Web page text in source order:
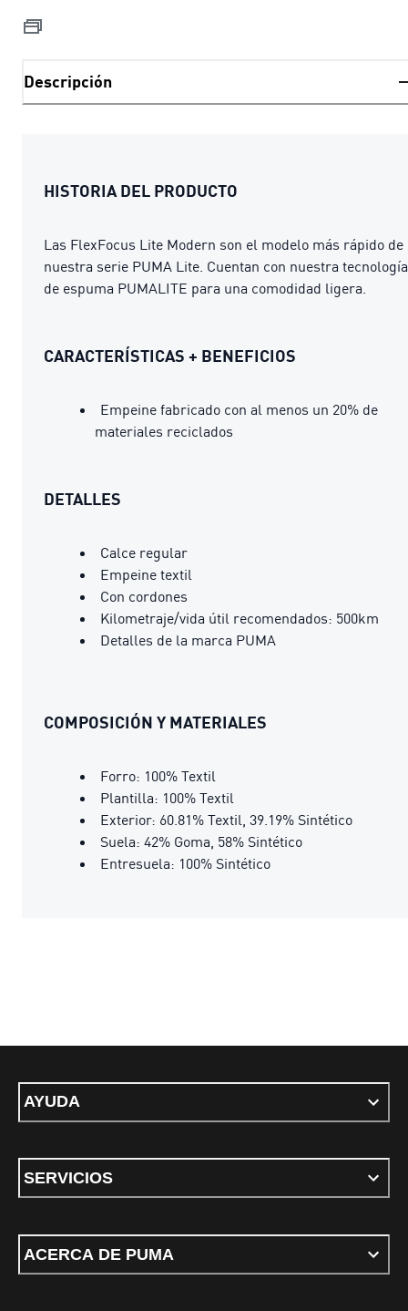
Descripción
HISTORIA DEL PRODUCTO
Las FlexFocus Lite Modern son el modelo más rápido de
nuestra serie PUMA Lite. Cuentan con nuestra tecnología
de espuma PUMALITE para una comodidad ligera.
CARACTERÍSTICAS + BENEFICIOS
Empeine fabricado con al menos un 20% de
materiales reciclados
DETALLES
Calce regular
Empeine textil
Con cordones
Kilometraje/vida útil recomendados: 500km
Detalles de la marca PUMA
COMPOSICIÓN Y MATERIALES
Forro: 100% Textil
Plantilla: 100% Textil
Exterior: 60.81% Textil, 39.19% Sintético
Suela: 42% Goma, 58% Sintético
Entresuela: 100% Sintético
AYUDA
SERVICIOS
ACERCA DE PUMA